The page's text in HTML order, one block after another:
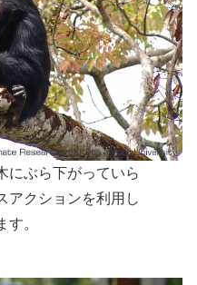
にぶら下がっていら
アクションを利用し
。